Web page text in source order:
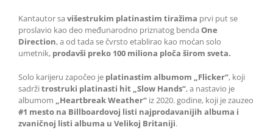
Kantautor sa višestrukim platinastim tiražima prvi put se
proslavio kao deo međunarodno priznatog benda One
Direction, a od tada se čvrsto etablirao kao moćan solo
umetnik, prodavši preko 100 miliona ploča širom sveta.
Solo karijeru započeo je platinastim albumom „Flicker“, koji
sadržitrostruki platinasti hit „Slow Hands“, a nastavio je
albumom „Heartbreak Weather“ iz 2020. godine, koji je zauzeo
#1 mesto na Billboardovoj listi najprodavanijih albuma i
zvaničnoj listi albuma u Velikoj Britaniji.